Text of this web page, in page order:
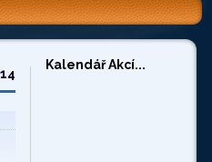
Kalendář Akcí...